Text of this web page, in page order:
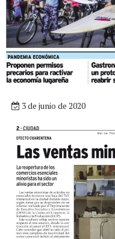
3 de junio de 2020